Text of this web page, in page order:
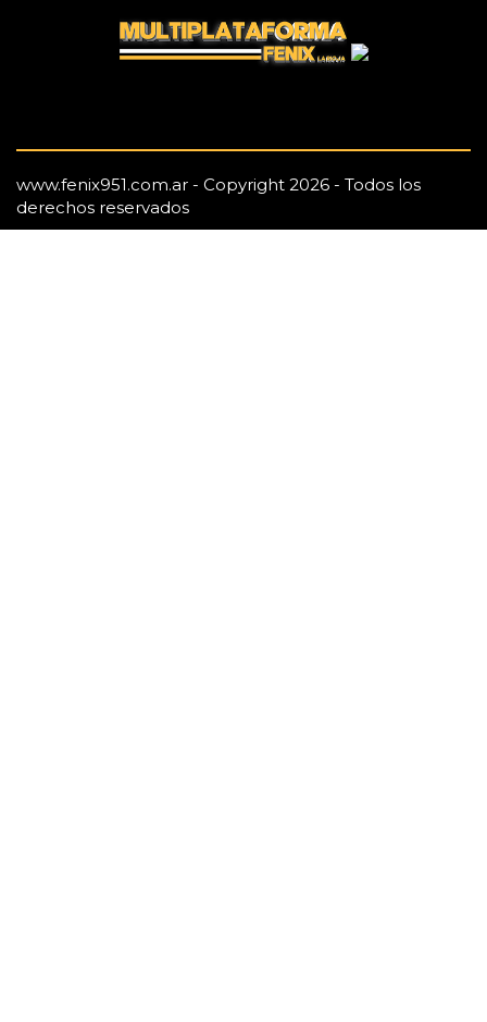
www.fenix951.com.ar - Copyright 2026 - Todos los
derechos reservados